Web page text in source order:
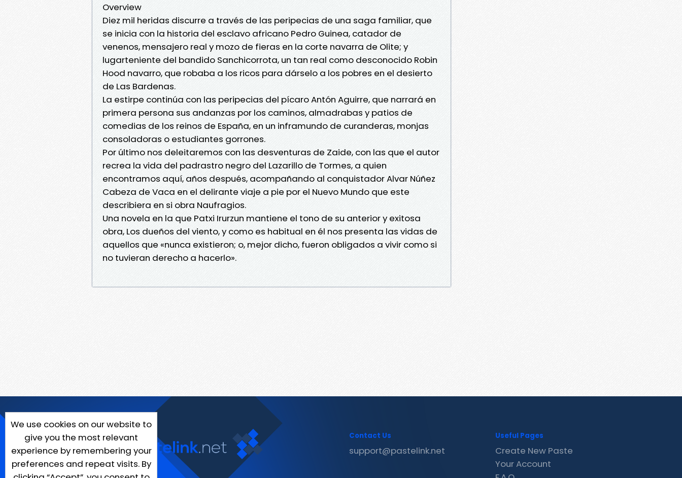
Overview
Diez mil heridas discurre a través de las peripecias de una saga familiar, que
se inicia con la historia del esclavo africano Pedro Guinea, catador de
venenos, mensajero real y mozo de fieras en la corte navarra de Olite; y
lugarteniente del bandido Sanchicorrota, un tan real como desconocido Robin
Hood navarro, que robaba a los ricos para dárselo a los pobres en el desierto
de Las Bardenas.
La estirpe continúa con las peripecias del pícaro Antón Aguirre, que narrará en
primera persona sus andanzas por los caminos, almadrabas y patios de
comedias de los reinos de España, en un inframundo de curanderas, monjas
consoladoras o estudiantes gorrones.
Por último nos deleitaremos con las desventuras de Zaide, con las que el autor
recrea la vida del padrastro negro del Lazarillo de Tormes, a quien
encontramos aquí, años después, acompañando al conquistador Alvar Núñez
Cabeza de Vaca en el delirante viaje a pie por el Nuevo Mundo que este
describiera en si obra Naufragios.
Una novela en la que Patxi Irurzun mantiene el tono de su anterior y exitosa
obra, Los dueños del viento, y como es habitual en él nos presenta las vidas de
aquellos que «nunca existieron; o, mejor dicho, fueron obligados a vivir como si
no tuvieran derecho a hacerlo».
We use cookies on our website to
give you the most relevant
experience by remembering your
preferences and repeat visits. By
Contact Us
support@pastelink.net
Useful Pages
Create New Paste
Your Account